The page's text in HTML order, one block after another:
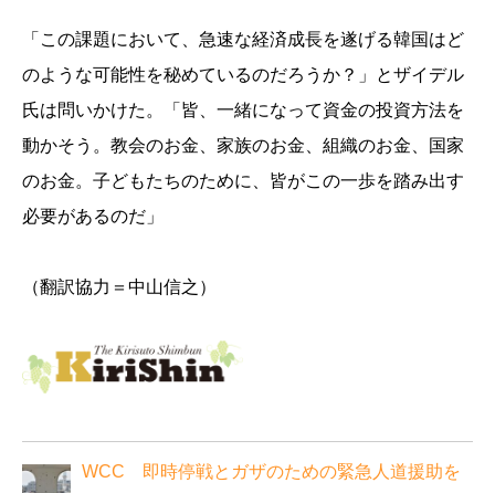
「この課題において、急速な経済成長を遂げる韓国はど
のような可能性を秘めているのだろうか？」とザイデル
氏は問いかけた。「皆、一緒になって資金の投資方法を
動かそう。教会のお金、家族のお金、組織のお金、国家
のお金。子どもたちのために、皆がこの一歩を踏み出す
必要があるのだ」
（翻訳協力＝中山信之）
WCC 即時停戦とガザのための緊急人道援助を